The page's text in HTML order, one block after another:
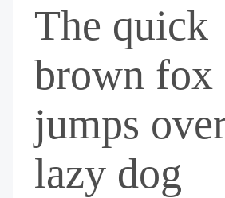
The quick
brown fox
jumps
lazy dog